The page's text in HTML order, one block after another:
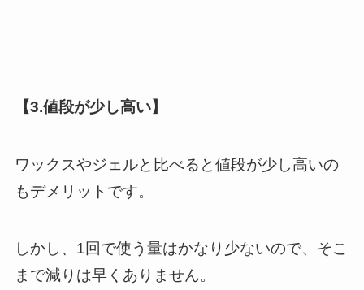
【3.値段が少し高い】
ワックスやジェルと比べると値段が少し高いの
もデメリットです。
しかし、1回で使う量はかなり少ないので、そこ
まで減りは早くありません。